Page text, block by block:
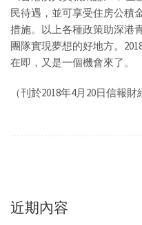
民待遇，並可享受住房公積
措施。以上各種政策助深港
團隊實現夢想的好地方。
在即，又是一個機會來了。
（刊於2018年4月20日信報財
近期內容